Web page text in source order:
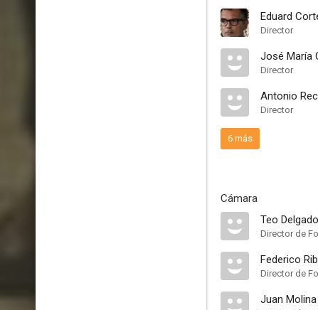
Eduard
Director
José María
Director
Antonio
Director
6 más
Cámara
Teo Delgado
Director de
Federico
Director de
Juan Molina